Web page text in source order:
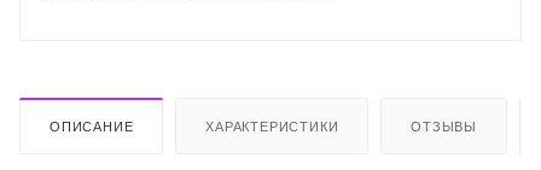
ОПИСАНИЕ ХАРАКТЕРИСТИКИ ОТЗЫВЫ